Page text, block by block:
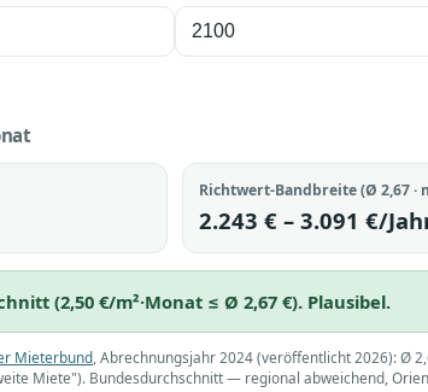
Richtwert-Bandbreite (Ø 2,67 ·
2.243 € – 3.091 €/
(2,50 €/m²·Monat ≤ Ø 2,67 €). Plausibel.
Mieterbund , Abrechnungsjahr 2024 (veröffentlicht 2026): Ø
Miete"). Bundesdurchschnitt — regional abweichend,